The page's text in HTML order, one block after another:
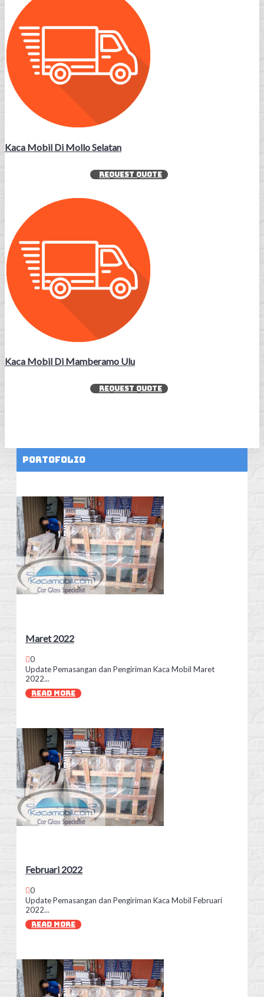
Kaca Mobil Di Mollo Selatan
REQUEST QUOTE
Kaca Mobil Di Mamberamo Ulu
REQUEST QUOTE
Portofolio
Maret 2022
0
Update Pemasangan dan Pengiriman Kaca Mobil Maret
2022...
READ MORE
Februari 2022
0
Update Pemasangan dan Pengiriman Kaca Mobil Februari
2022...
READ MORE